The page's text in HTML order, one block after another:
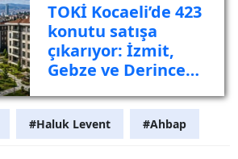
TOKİ Kocaeli’de 423
konutu satışa
çıkarıyor: İzmit,
Gebze ve Derince
#Haluk Levent #Ahbap